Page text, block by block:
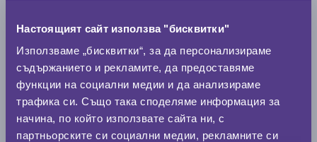
Настоящият сайт използва "бисквитки"
Използваме „бисквитки“, за да персонализираме
съдържанието и рекламите, да предоставяме
функции на социални медии и да анализираме
трафика си. Също така споделяме информация за
начина, по който използвате сайта ни, с
партньорските си социални медии, рекламните си
Нов размер